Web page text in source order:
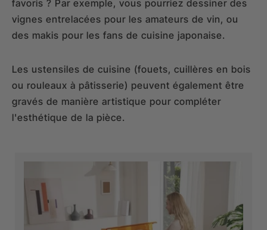
favoris ? Par exemple, vous pourriez dessiner des
vignes entrelacées pour les amateurs de vin, ou
des makis pour les fans de cuisine japonaise.
Les ustensiles de cuisine (fouets, cuillères en bois
ou rouleaux à pâtisserie) peuvent également être
gravés de manière artistique pour compléter
l'esthétique de la pièce.